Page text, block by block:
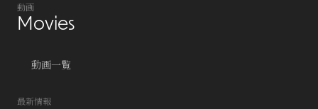
動画
Movies
動画一覧
最新情報